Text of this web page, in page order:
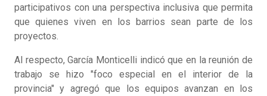
participativos con una perspectiva inclusiva que permita
que quienes viven en los barrios sean parte de los
proyectos.
Al respecto, García Monticelli indicó que en la reunión de
trabajo se hizo "foco especial en el interior de la
provincia" y agregó que los equipos avanzan en los